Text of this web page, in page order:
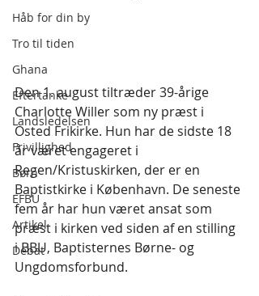
Håb for din by
Tro til tiden
Ghana
Eftertanke
Landsledelsen
Frivillighed
Børn
EFBU
Artikel
Debat
Den 1. august tiltræder 39-årige
Charlotte Willer som ny præst i
Osted Frikirke. Hun har de sidste 18
år været engageret i
Regen/Kristuskirken, der er en
Baptistkirke i København. De seneste
fem år har hun været ansat som
præst i kirken ved siden af en stilling
i BBU, Baptisternes Børne- og
Ungdomsforbund.